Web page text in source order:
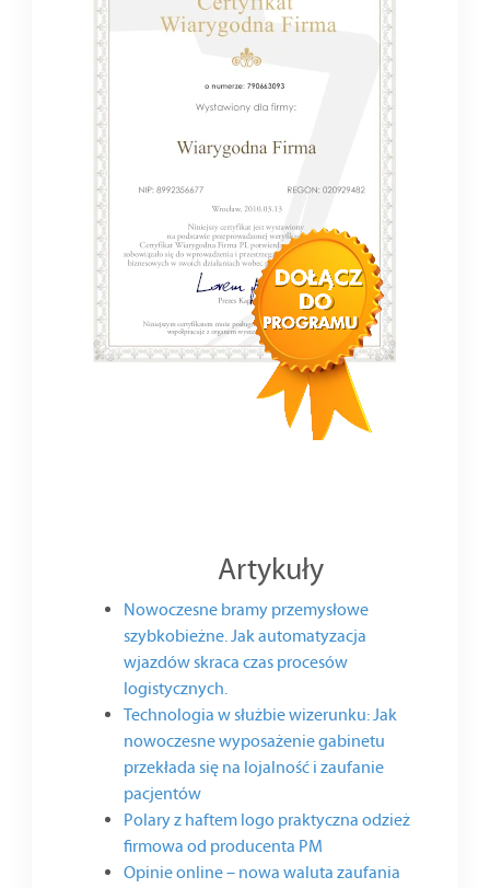
Artykuły
Nowoczesne bramy przemysłowe
szybkobieżne. Jak automatyzacja
wjazdów skraca czas procesów
logistycznych.
Technologia w służbie wizerunku: Jak
nowoczesne wyposażenie gabinetu
przekłada się na lojalność i zaufanie
pacjentów
Polary z haftem logo praktyczna odzież
firmowa od producenta PM
Opinie online – nowa waluta zaufania